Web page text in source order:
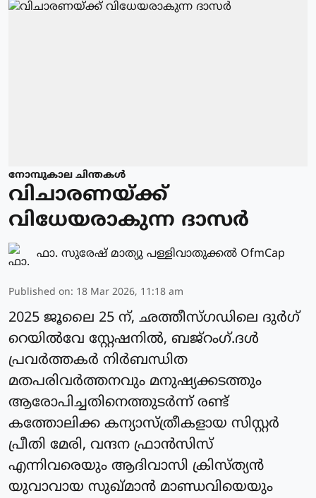
നോമ്പുകാല ചിന്തകൾ
വിചാരണയ്ക്ക്
വിധേയരാകുന്ന ദാസർ
ഫാ. സുരേഷ് മാത്യു പള്ളിവാതുക്കല്‍ OfmCap
Published on: 18 Mar 2026, 11:18 am
2025 ജൂലൈ 25 ന്, ഛത്തീസ്ഗഡിലെ ദുർഗ്
റെയിൽവേ സ്റ്റേഷനിൽ, ബജ്റംഗ്.ദൾ
പ്രവർത്തകർ നിർബന്ധിത
മതപരിവർത്തനവും മനുഷ്യക്കടത്തും
ആരോപിച്ചതിനെത്തുടർന്ന് രണ്ട്
കത്തോലിക്ക കന്യാസ്ത്രീകളായ സിസ്റ്റർ
പ്രീതി മേരി, വന്ദന ഫ്രാൻസിസ്
എന്നിവരെയും ആദിവാസി ക്രിസ്ത്യൻ
യുവാവായ സുഖ്മാൻ മാണ്ഡവിയെയും